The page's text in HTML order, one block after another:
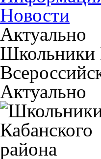
Новости
Актуально
Школьники
Актуально